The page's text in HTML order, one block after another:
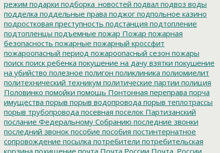
режим подарки подборка_новостей подвал подвоз воды
подделка поддельные права поджог подпольное казино
подростковая преступность подстанция подтопление
подтопленцы подъемные пожар Пожар пожарная
безопасность пожарные пожарный кроссфит
пожароопасный период пожароопасный сезон пожары
поиск поиск ребенка покушение на дачу взятки покушение
на убийство полезное полигон поликлиника полиомиелит
политехнический техникум политические партии полиция
Половинко помойки помощь Понтонная переправа порча
имущества порыв порыв водопровода порыв теплотрассы
порыв трубопровода посевная поселок Партизанский
послание Федеральному Собранию последние звонки
последний звонок пособие пособия постинтернатное
сопровождение посылка потребители потребительская
корзина похищение почта Почта России Почта_России